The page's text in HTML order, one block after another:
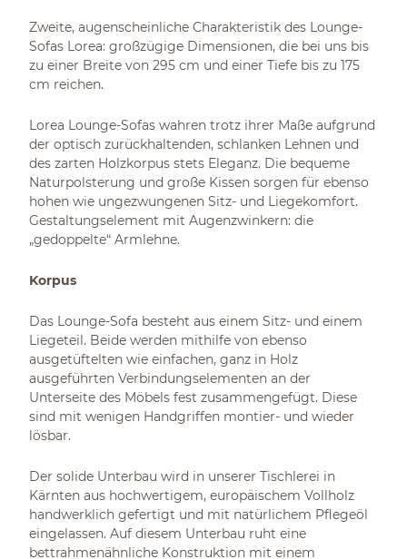
Zweite, augenscheinliche Charakteristik des Lounge-
Sofas Lorea: großzügige Dimensionen, die bei uns bis
zu einer Breite von 295 cm und einer Tiefe bis zu 175
cm reichen.
Lorea Lounge-Sofas wahren trotz ihrer Maße aufgrund
der optisch zurückhaltenden, schlanken Lehnen und
des zarten Holzkorpus stets Eleganz. Die bequeme
Naturpolsterung und große Kissen sorgen für ebenso
hohen wie ungezwungenen Sitz- und Liegekomfort.
Gestaltungselement mit Augenzwinkern: die
„gedoppelte“ Armlehne.
Korpus
Das Lounge-Sofa besteht aus einem Sitz- und einem
Liegeteil. Beide werden mithilfe von ebenso
ausgetüftelten wie einfachen, ganz in Holz
ausgeführten Verbindungselementen an der
Unterseite des Möbels fest zusammengefügt. Diese
sind mit wenigen Handgriffen montier- und wieder
lösbar.
Der solide Unterbau wird in unserer Tischlerei in
Kärnten aus hochwertigem, europäischem Vollholz
handwerklich gefertigt und mit natürlichem Pflegeöl
eingelassen. Auf diesem Unterbau ruht eine
bettrahmenähnliche Konstruktion mit einem